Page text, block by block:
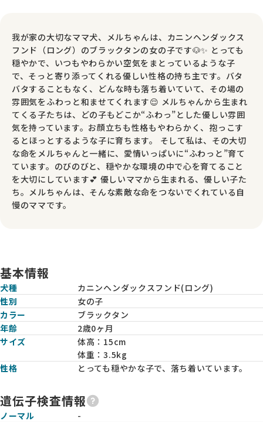
我が家の大切なママ犬、メルちゃんは、カニンヘンダックス
フンド（ロング）のブラックタンの女の子です🐶✨ とっても
穏やかで、いつもやわらかい空気をまとっているような子
で、そっと寄り添ってくれる優しい性格の持ち主です。バタ
バタすることもなく、どんな時も落ち着いていて、その場の
雰囲気をふわっと和ませてくれます😌 メルちゃんから生まれ
てくる子たちは、どの子もどこか“ふわっ”とした優しい雰囲
気を持っています。お顔立ちも性格もやわらかく、抱っこす
るとほっとするような子に育ちます。 そして私は、その大切
な命をメルちゃんと一緒に、愛情いっぱいに“ふわっと”育て
ています。のびのびと、穏やかな環境の中で心を育てること
を大切にしています💕 優しいママから生まれる、優しい子た
ち。メルちゃんは、そんな素敵な命をつないでくれている自
慢のママです。
基本情報
犬種
カニンヘンダックスフンド(ロング)
性別
女の子
カラー
ブラックタン
年齢
2歳0ヶ月
サイズ
体高： 15cm
体重：3.5kg
性格
とっても穏やかな子で、落ち着いています。
遺伝子検査情報
ノーマル
-